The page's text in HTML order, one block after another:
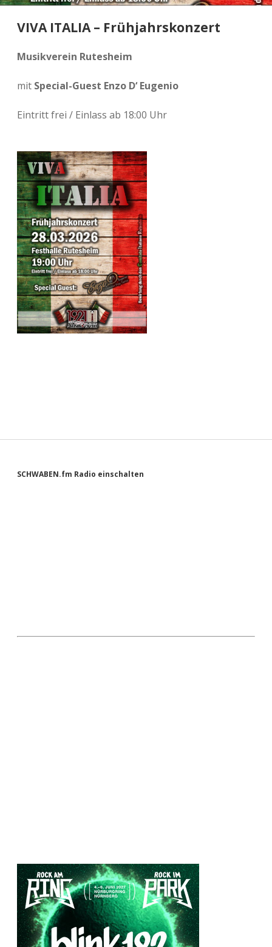
VIVA ITALIA – Frühjahrskonzert
Musikverein Rutesheim
mit Special-Guest Enzo D‘ Eugenio
Eintritt frei / Einlass ab 18:00 Uhr
Sidebar
SCHWABEN.fm Radio einschalten